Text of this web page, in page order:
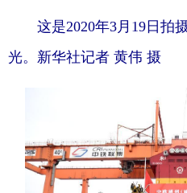
这是2020年3月19日拍
光。新华社记者 黄伟 摄